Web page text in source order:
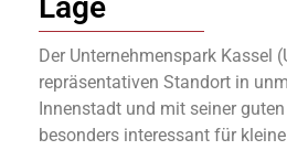
Lage
Der Unternehmenspark Kassel
repräsentativen Standort in
Innenstadt und mit seiner
besonders interessant für